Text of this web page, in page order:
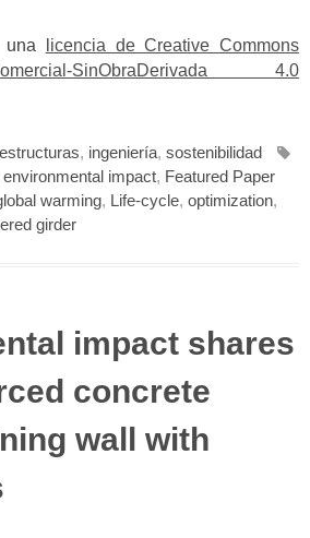
una
licencia de Creative Commons
SinObraDerivada 4.0
estructuras, ingeniería, sostenibilidad
environmental impact, Featured Paper
warming, Life-cycle, optimization,
girder
impact shares
concrete
wall with